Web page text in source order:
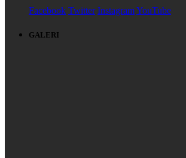
Facebook Twitter InstagramYouTube
GALERI